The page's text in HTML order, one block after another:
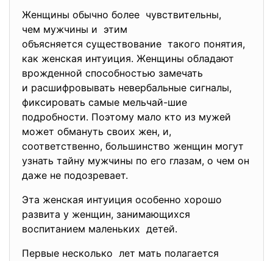
Женщины обычно более чувствительны,
чем мужчины и этим
объясняется существование такого понятия,
как женская интуиция. Женщины обладают
врожденной способностью замечать
и расшифровывать невербальные сигналы,
фиксировать самые мельчай-шие
подробности. Поэтому мало кто из мужей
может обмануть своих жен, и,
соответственно, большинство женщин могут
узнать тайну мужчины по его глазам, о чем он
даже не подозревает.
Эта женская интуиция особенно хорошо
развита у женщин, занимающихся
воспитанием маленьких детей.
Первые несколько лет мать полагается